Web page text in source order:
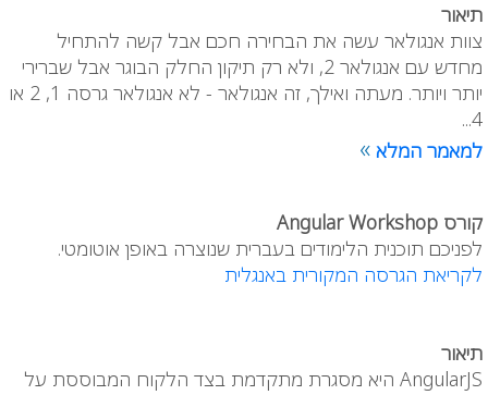
תיאור
צוות אנגולאר עשה את הבחירה חכם אבל קשה להתחיל
מחדש עם אנגולאר 2, ולא רק תיקון החלק הבוגר אבל שברירי
יותר ויותר. מעתה ואילך, זה אנגולאר - לא אנגולאר גרסה 1, 2 או
4...
למאמר המלא »
קורס Angular Workshop
לפניכם תוכנית הלימודים בעברית שנוצרה באופן אוטומטי.
לקריאת הגרסה המקורית באנגלית
תיאור
AngularJS היא מסגרת מתקדמת בצד הלקוח המבוססת על